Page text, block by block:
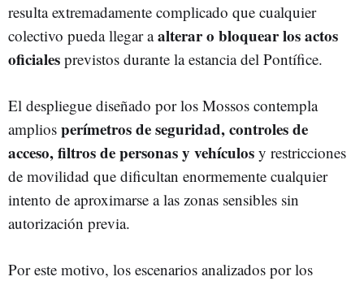
resulta extremadamente complicado que cualquier
colectivo pueda llegar aalterar o bloquear los actos
oficiales previstos durante la estancia del Pontífice.
El despliegue diseñado por los Mossos contempla
amplios perímetros de seguridad, controles de
acceso, filtros de personas y vehículos y restricciones
de movilidad que dificultan enormemente cualquier
intento de aproximarse a las zonas sensibles sin
autorización previa.
Por este motivo, los escenarios analizados por los